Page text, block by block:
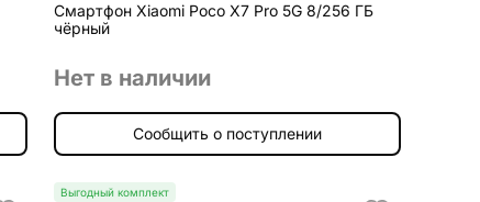
Смартфон Xiaomi Poco X7 Pro 5G 8/256 ГБ
чёрный
Нет в наличии
Сообщить о поступлении
Выгодный комплект